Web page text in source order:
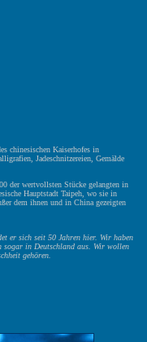
chinesischen Kaiserhofes in
Jadeschnitzereien, Gemälde
der wertvollsten Stücke gelangten in
Hauptstadt Taipeh, wo sie in
dem ihnen und in China gezeigten
er sich seit 50 Jahren hier. Wir haben
sogar in Deutschland aus. Wir wollen
gehören.